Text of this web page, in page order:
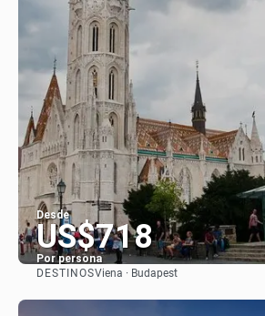
Desde
US$718
Por persona
Ver
DESTINOSViena · Budapest